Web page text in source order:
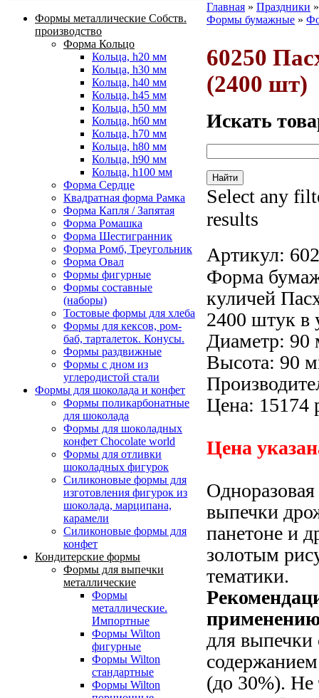
Формы металлические Собств.
производство
Форма Кольцо
Кольца, h20 мм
Кольца, h30 мм
Кольца, h40 мм
Кольца, h45 мм
Кольца, h50 мм
Кольца, h60 мм
Кольца, h70 мм
Кольца, h80 мм
Кольца, h90 мм
Кольца, h100 мм
Форма Сердце
Квадратная форма Рамка
Форма Капля / Запятая
Форма Ромашка
Форма Шестигранник
Форма Ромб, Треугольник
Форма Овал
Формы фигурные
Формы составные
(наборы)
Тостовые формы для хлеба
Формы для кексов, ром-
баб, тарталеток. Конусы.
Формы раздвижные
Формы с дном из
углеродистой стали
Формы для шоколада и конфет
Формы поликарбонатные
для шоколада
Формы для шоколадных
конфет Сhocolate world
Формы для отливки
шоколадных фигурок
Силиконовые формы для
изготовления фигурок из
шоколада, марципана,
карамели
Силиконовые формы для
конфет
Кондитерские формы
Формы для выпечки
металлические
Формы
металлические.
Импортные
Формы Wilton
фигурные
Формы Wilton
стандартные
Формы Wilton
Вы здесь
Главная » Праздники
Формы бумажные »
60250
(2400 шт)
Искать
Select any
results
Артикул:
Форма
куличей
2400 штук в
Диаметр: 90
Высота: 90
Цена: 15174
Цена
выпечки
панетоне и
золотым
тематики.
для выпечки
(до 30%). Не